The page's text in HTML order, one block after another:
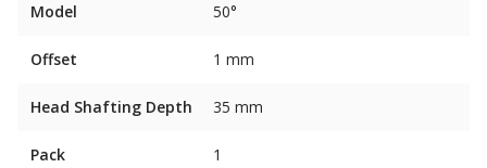
Model 50°
Offset 1 mm
Head Shafting Depth 35 mm
Pack 1